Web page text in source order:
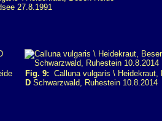
27.8.1991
Fig. 9: Calluna vulgaris \ Heidekraut,
D Schwarzwald, Ruhestein 10.8.2014